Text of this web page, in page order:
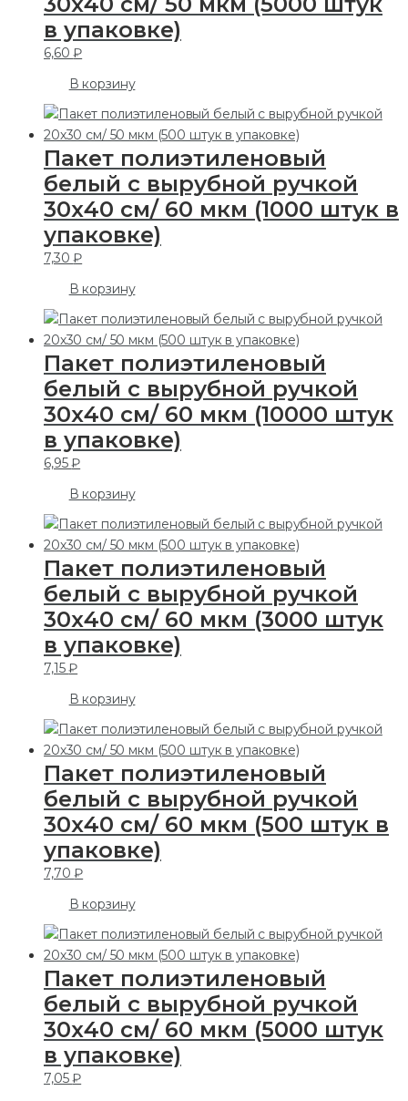
в упаковке)
6,60₽
В корзину
Пакет полиэтиленовый
белый с вырубной ручкой
30х40 см/ 60 мкм (1000 штук в
упаковке)
7,30₽
В корзину
Пакет полиэтиленовый
белый с вырубной ручкой
30х40 см/ 60 мкм (10000 штук
в упаковке)
6,95₽
В корзину
Пакет полиэтиленовый
белый с вырубной ручкой
30х40 см/ 60 мкм (3000 штук
в упаковке)
7,15₽
В корзину
Пакет полиэтиленовый
белый с вырубной ручкой
30х40 см/ 60 мкм (500 штук в
упаковке)
7,70₽
В корзину
Пакет полиэтиленовый
белый с вырубной ручкой
30х40 см/ 60 мкм (5000 штук
в упаковке)
7,05₽